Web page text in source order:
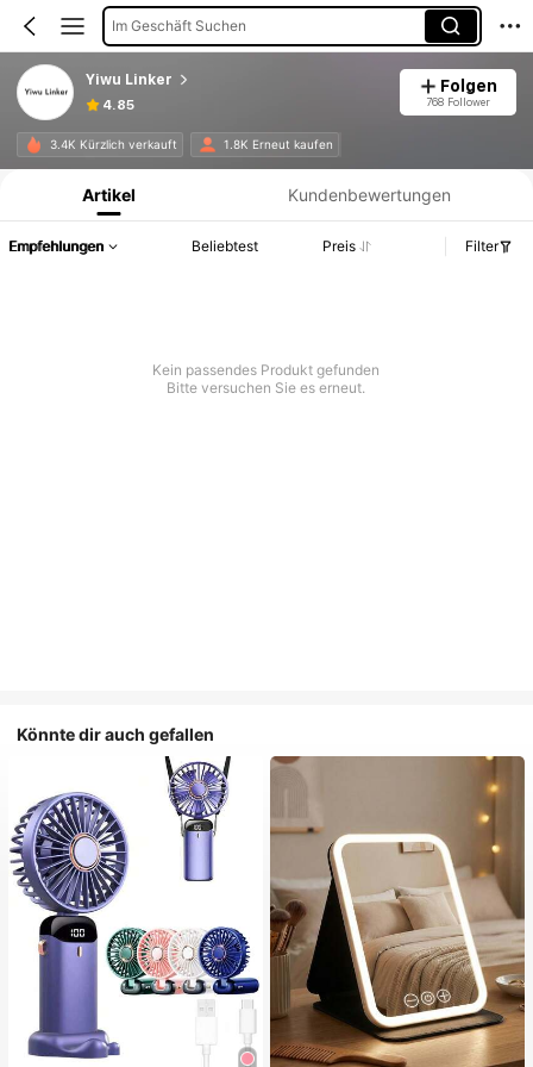
Im Geschäft Suchen
Yiwu Linker
4.85
Folgen
768 Follower
3.4K Kürzlich verkauft 1.8K Erneut kaufen
Produktinformation: Preisangabe, Verkaufs- und Lagerbestandsdetails.
Artikel Kundenbewertungen
Empfehlungen Beliebtest Preis Filter
Kein passendes Produkt gefunden
Bitte versuchen Sie es erneut.
Könnte dir auch gefallen